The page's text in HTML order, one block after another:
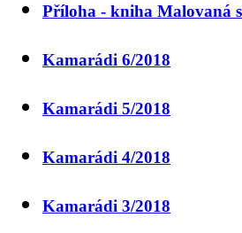
Příloha - kniha Malovaná
Kamarádi 6/2018
Kamarádi 5/2018
Kamarádi 4/2018
Kamarádi 3/2018